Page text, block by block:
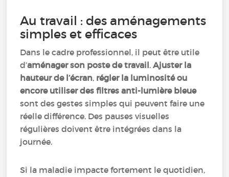
Au travail : des aménagements
simples et efficaces
Dans le cadre professionnel, il peut être utile
d’aménager son poste de travail.Ajuster la
hauteur de l’écran, régler la luminosité ou
encore utiliser des filtres anti-lumière bleue
sont des gestes simples qui peuvent faire une
réelle différence. Des pauses visuelles
régulières doivent être intégrées dans la
journée.
Si la maladie impacte fortement le quotidien,